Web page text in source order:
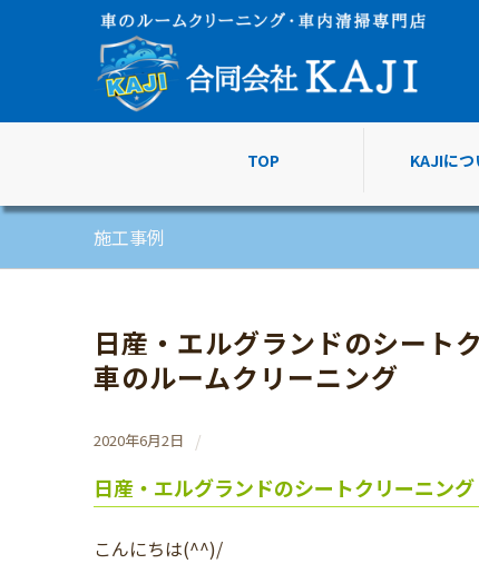
TOP KAJIにつ
施工事例
日産・エルグランドのシート
車のルームクリーニング
2020年6月2日 /
日産・エルグランドのシートクリーニング
こんにちは(^^)/